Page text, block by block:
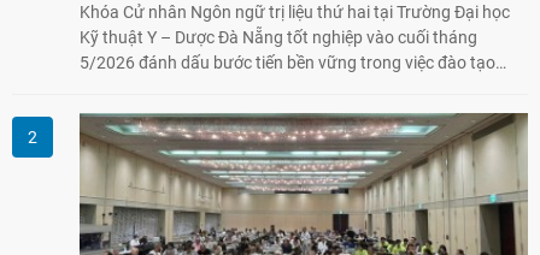
Khóa Cử nhân Ngôn ngữ trị liệu thứ hai tại Trường Đại học
Kỹ thuật Y – Dược Đà Nẵng tốt nghiệp vào cuối tháng
5/2026 đánh dấu bước tiến bền vững trong việc đào tạo
tại Việt Nam.